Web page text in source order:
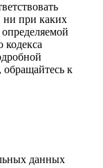
ни при каких
к
данных